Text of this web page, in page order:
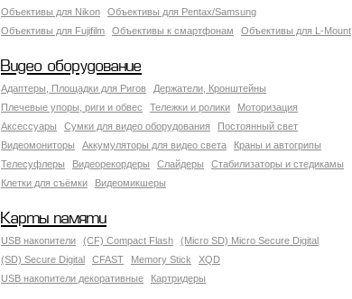
Объективы для Nikon
Объективы для Pentax/Samsung
Объективы для Fujifilm
Объективы к смартфонам Объективы для L-Mount
Видео оборудование
Адаптеры, Площадки для Ригов
Держатели, Кронштейны
Плечевые упоры, риги и обвес
Тележки и ролики
Моторизация
Аксессуары
Сумки для видео оборудования
Постоянный свет
Видеомониторы
Аккумуляторы для видео света
Краны и автогрипы
Телесуфлеры
Видеорекордеры Слайдеры
Стабилизаторы и стедикамы
Клетки для съёмки
Видеомикшеры
Карты памяти
USB накопители (CF) Compact Flash
(Micro SD) Micro Secure Digital
(SD) Secure Digital
CFAST Memory Stick
XQD
USB накопители декоративные
Картридеры